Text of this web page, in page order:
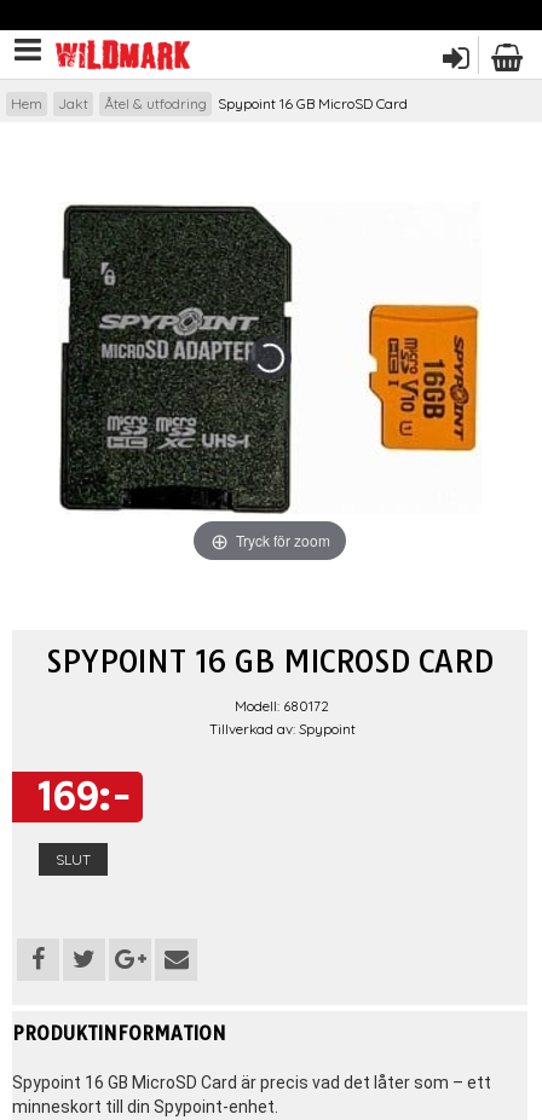
Hem Jakt Åtel & utfodring Spypoint 16 GB MicroSD Card
Tryck för zoom
SPYPOINT 16 GB MICROSD CARD
Modell: 680172
Tillverkad av: Spypoint
169:-
SLUT
PRODUKTINFORMATION
Spypoint 16 GB MicroSD Card är precis vad det låter som – ett
minneskort till din Spypoint-enhet.